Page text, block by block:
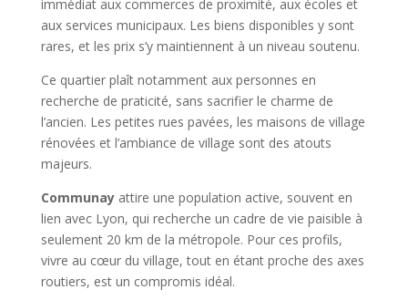
immédiat aux commerces de proximité, aux écoles et
aux services municipaux. Les biens disponibles y sont
rares, et les prix s’y maintiennent à un niveau soutenu.
Ce quartier plaît notamment aux personnes en
recherche de praticité, sans sacrifier le charme de
l’ancien. Les petites rues pavées, les maisons de village
rénovées et l’ambiance de village sont des atouts
majeurs.
Communayattire une population active, souvent en
lien avec Lyon, qui recherche un cadre de vie paisible à
seulement 20 km de la métropole. Pour ces profils,
vivre au cœur du village, tout en étant proche des axes
routiers, est un compromis idéal.